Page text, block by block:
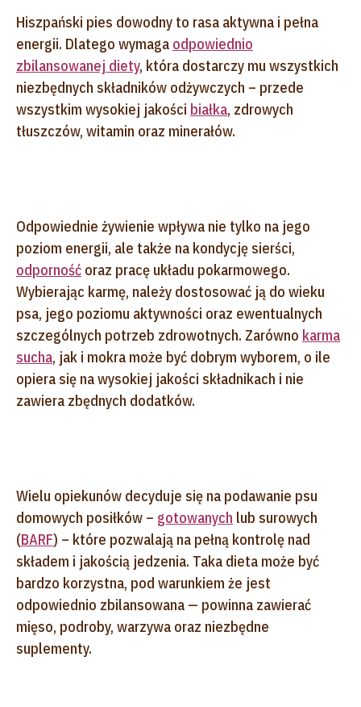
Hiszpański pies dowodny to rasa aktywna i pełna
energii. Dlatego wymaga odpowiednio
zbilansowanej diety, która dostarczy mu wszystkich
niezbędnych składników odżywczych – przede
wszystkim wysokiej jakości białka, zdrowych
tłuszczów, witamin oraz minerałów.
Odpowiednie żywienie wpływa nie tylko na jego
poziom energii, ale także na kondycję sierści,
odporność oraz pracę układu pokarmowego.
Wybierając karmę, należy dostosować ją do wieku
psa, jego poziomu aktywności oraz ewentualnych
szczególnych potrzeb zdrowotnych. Zarówno karma
sucha, jak i mokra może być dobrym wyborem, o ile
opiera się na wysokiej jakości składnikach i nie
zawiera zbędnych dodatków.
Wielu opiekunów decyduje się na podawanie psu
domowych posiłków – gotowanych lub surowych
(BARF) – które pozwalają na pełną kontrolę nad
składem i jakością jedzenia. Taka dieta może być
bardzo korzystna, pod warunkiem że jest
odpowiednio zbilansowana — powinna zawierać
mięso, podroby, warzywa oraz niezbędne
suplementy.